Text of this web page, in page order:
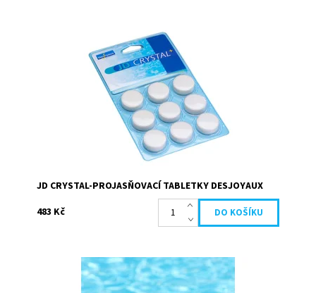
neuvěřitelnou jiskru Mikročástice suspendované ve vodě
se elektrostatickou přitažlivostí...
Skladem
20138
Desjoyaux
JD CRYSTAL-PROJASŇOVACÍ TABLETKY DESJOYAUX
483 Kč
Náplň do testeru H2O - tabletky na testování chloru
30ks a na testování pH 30ks. Tyto tabletky umožňují
jednoduché a efektivní...